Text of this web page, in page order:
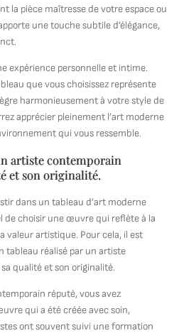
la pièce maîtresse de votre espace ou
une touche subtile d’élégance,
expérience personnelle et intime.
que vous choisissez représente
harmonieusement à votre style de
apprécier pleinement l’art moderne
qui vous ressemble.
artiste contemporain
et son originalité.
dans un tableau d’art moderne
de choisir une œuvre qui reflète à la
valeur artistique. Pour cela, il est
tableau réalisé par un artiste
qualité et son originalité.
réputé, vous avez
qui a été créée avec soin,
ont souvent suivi une formation